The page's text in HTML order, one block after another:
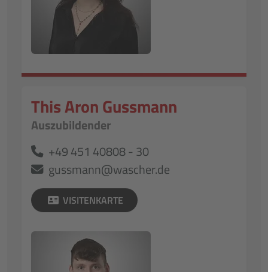
This Aron Gussmann
Auszubildender
+49 451 40808 - 30
gussmann@wascher.de
VISITENKARTE